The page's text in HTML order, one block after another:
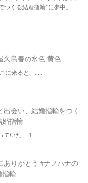
くる結婚指輪”に夢中。
島春の水色 黄色
に来ると、.....
出会い、結婚指輪をつく
婚指輪
ていた。 1.....
ありがとう #ナノハナの
指輪